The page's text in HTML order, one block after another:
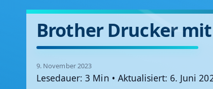
Brother Drucker
9. November 2023
Lesedauer: 3 Min • Aktualisiert: 6. Juni